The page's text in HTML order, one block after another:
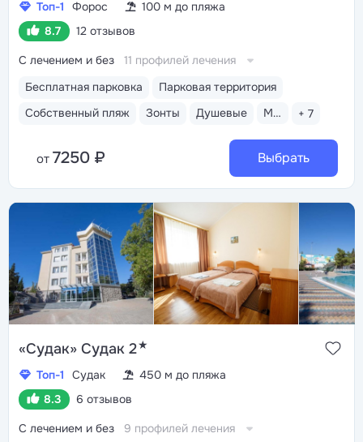
Топ-1 Форос
100 м до пляжа
8.7
12 отзывов
Бесплатная парковка
Парковая территория
Собственный пляж
Зонты Душевые Медицинский пост + 7
С лечением и без 11 профилей лечения
от 7250 ₽ Выбрать
«Судак» Судак 2★
Топ-1 Судак
450 м до пляжа
8.3
6 отзывов
С лечением и без 9 профилей лечения